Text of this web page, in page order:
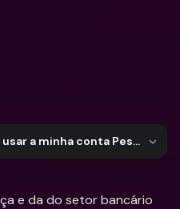
Para que posso e não posso usar a minha conta Pessoal bunq?
e da do setor bancário